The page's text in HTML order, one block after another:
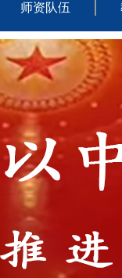
师资队伍